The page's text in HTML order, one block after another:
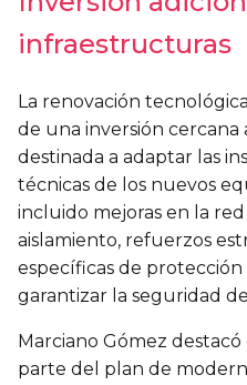
infraestructuras
La renovación
de una inversión cercana
destinada a adaptar las
técnicas de los nuevos
incluido mejoras en la
aislamiento, refuerzos
específicas de protección
garantizar la seguridad
Marciano Gómez
parte del plan de